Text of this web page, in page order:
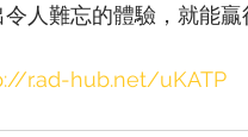
人難忘的體驗，就能
r.ad-hub.net/uKATP